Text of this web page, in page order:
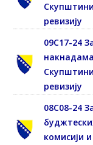
ревизију
09С17-24
ревизију
08С08-24
комисији